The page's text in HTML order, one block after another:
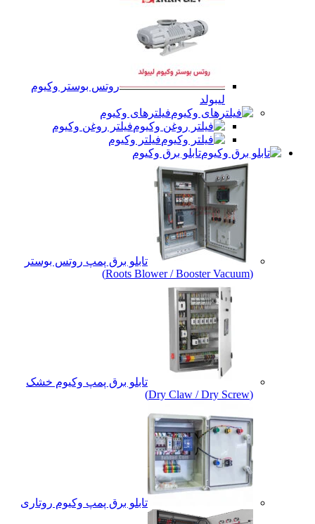
روتس بوستر وکیوم
لیبولد
فیلترهای وکیوم
فیلتر روغن وکیوم
فیلتر وکیوم
تابلو برق وکیوم
تابلو برق پمپ روتس بوستر
(Roots Blower / Booster Vacuum)
تابلو برق پمپ وکیوم خشک
(Dry Claw / Dry Screw)
تابلو برق پمپ وکیوم روتاری